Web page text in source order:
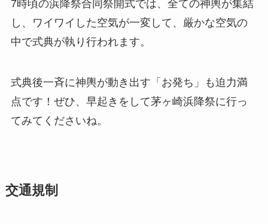
7時頃の浜降祭合同祭開式では、全ての神輿が集結
し、ワイワイした空気が一変して、厳かな空気の
中で式典が執り行われます。
式典後一斉に神輿が動き出す「お発ち」も迫力満
点です！ぜひ、早起きをして茅ヶ崎浜降祭に行っ
てみてくださいね。
交通規制